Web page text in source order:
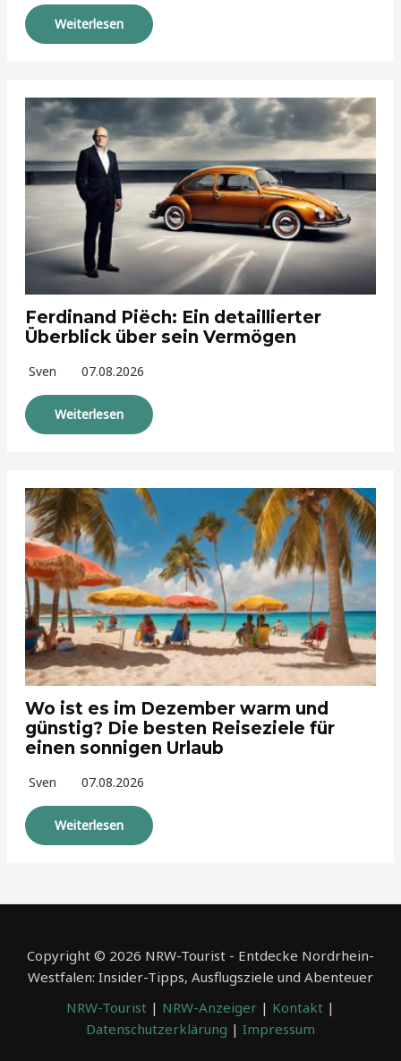
Weiterlesen
Ferdinand Piëch: Ein detaillierter
Überblick über sein Vermögen
Sven 07.08.2026
Weiterlesen
Wo ist es im Dezember warm und
günstig? Die besten Reiseziele für
einen sonnigen Urlaub
Sven 07.08.2026
Weiterlesen
Copyright © 2026 NRW-Tourist - Entdecke Nordrhein-
Westfalen: Insider-Tipps, Ausflugsziele und Abenteuer
NRW-Tourist | NRW-Anzeiger | Kontakt |
Datenschutzerklärung | Impressum